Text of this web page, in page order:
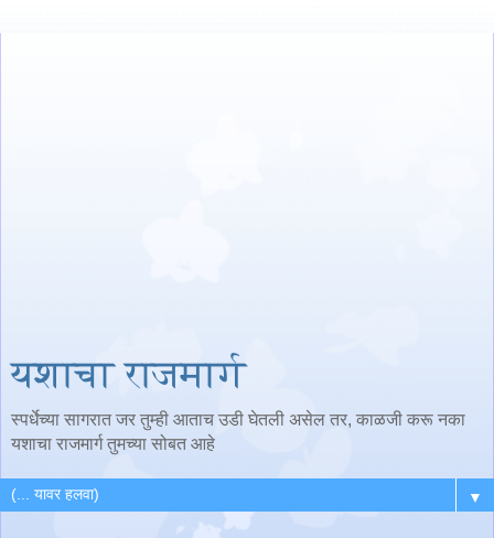
यशाचा राजमार्ग
स्पर्धेच्या सागरात जर तुम्ही आताच उडी घेतली असेल तर, काळजी करू नका
यशाचा राजमार्ग तुमच्या सोबत आहे
▼